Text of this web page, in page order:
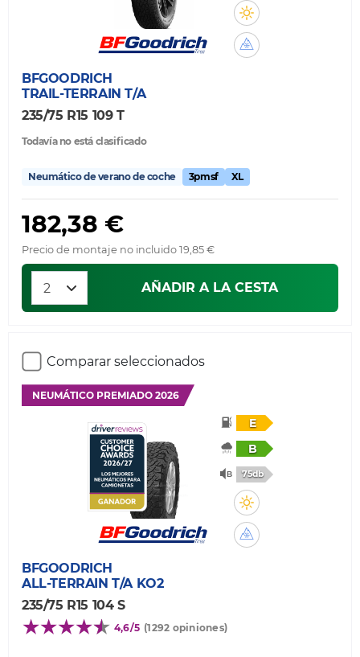
BFGOODRICH
TRAIL-TERRAIN T/A
235/75 R15 109 T
Todavía no está clasificado
Neumático de verano de coche 3pmsf XL
182,38 €
Precio de montaje no incluido 19,85 €
AÑADIR A LA CESTA
Comparar seleccionados
NEUMÁTICO PREMIADO 2026
E
B
75db
BFGOODRICH
ALL-TERRAIN T/A KO2
235/75 R15 104 S
4,6/5 (1292 opiniones)